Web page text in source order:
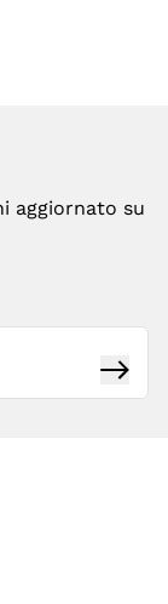
aggiornato su